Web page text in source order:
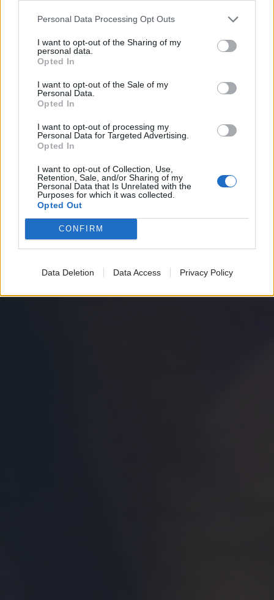
Personal Data Processing Opt Outs
I want to opt-out of the Sharing of my
personal data.
Opted In
I want to opt-out of the Sale of my
Personal Data.
Opted In
I want to opt-out of processing my
Personal Data for Targeted Advertising.
Opted In
I want to opt-out of Collection, Use,
Retention, Sale, and/or Sharing of my
Personal Data that Is Unrelated with the
Purposes for which it was collected.
Opted Out
CONFIRM
Data Deletion Data Access Privacy Policy